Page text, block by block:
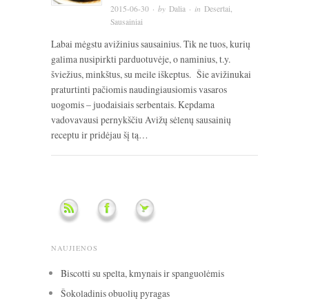
2015-06-30 · by Dalia · in Desertai
Sausainiai
Labai mėgstu avižinius sausainius. Tik ne tuos, kurių
galima nusipirkti parduotuvėje, o naminius, t.y.
šviežius, minkštus, su meile iškeptus. Šie avižinukai
praturtinti pačiomis naudingiausiomis vasaros
uogomis – juodaisiais serbentais. Kepdama
vadovavausi pernykščiu Avižų sėlenų sausainių
receptu ir pridėjau šį tą…
NAUJIENOS
Biscotti su spelta, kmynais ir spanguolėmis
Šokoladinis obuolių pyragas